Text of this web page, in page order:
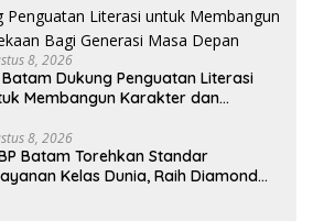
8, 2026
Batam Dukung Penguatan Literasi
Membangun Karakter dan
8, 2026
Batam Torehkan Standar
Kelas Dunia, Raih Diamond